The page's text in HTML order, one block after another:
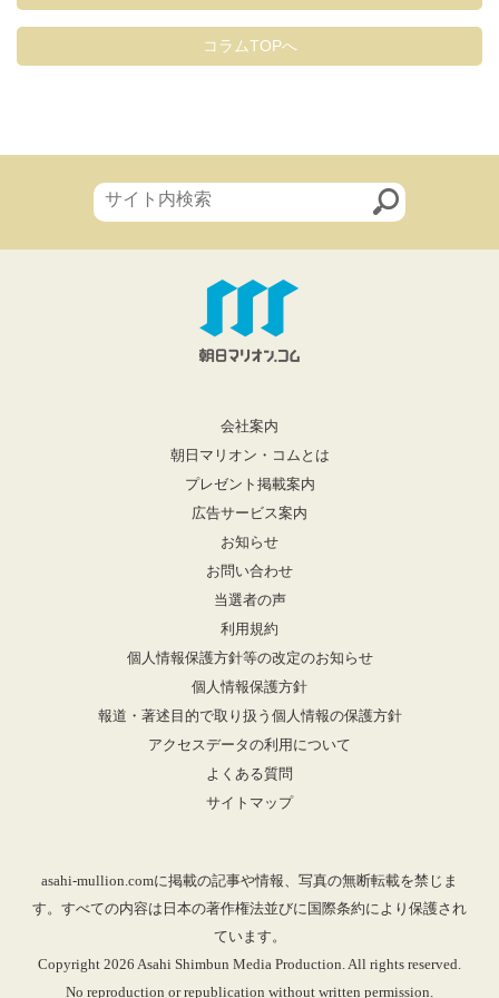
コラムTOPへ
会社案内
朝日マリオン・コムとは
プレゼント掲載案内
広告サービス案内
お知らせ
お問い合わせ
当選者の声
利用規約
個人情報保護方針等の改定のお知らせ
個人情報保護方針
報道・著述目的で取り扱う個人情報の保護方針
アクセスデータの利用について
よくある質問
サイトマップ
asahi-mullion.comに掲載の記事や情報、写真の無断転載を禁じま
す。すべての内容は日本の著作権法並びに国際条約により保護され
ています。
Copyright 2026 Asahi Shimbun Media Production. All rights reserved.
No reproduction or republication without written permission.